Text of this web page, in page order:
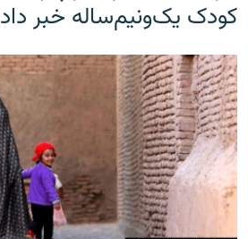
کودک یک‌ونیم‌ساله خبر داد